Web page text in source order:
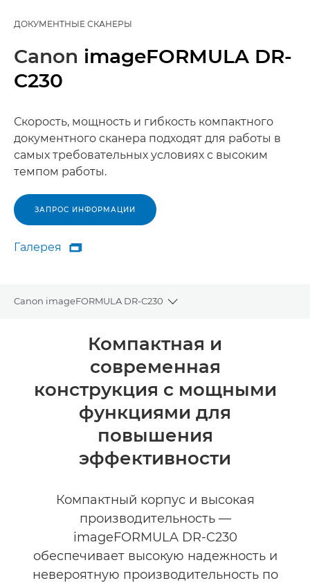
ДОКУМЕНТНЫЕ СКАНЕРЫ
Canon imageFORMULA DR-
C230
Скорость, мощность и гибкость компактного
документного сканера подходят для работы в
самых требовательных условиях с высоким
темпом работы.
ЗАПРОС ИНФОРМАЦИИ
Галерея
Галерея

Canon imageFORMULA DR-C230
Toggle breadcrumbs
Общая информация
Технические характеристики
Компактная и
современная
конструкция с мощными
функциями для
повышения
эффективности
Компактный корпус и высокая
производительность —
imageFORMULA DR-C230
обеспечивает высокую надежность и
невероятную производительность по